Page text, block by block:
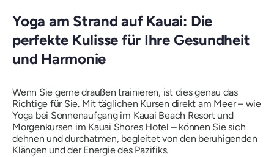
Yoga am Strand auf Kauai: Die
perfekte Kulisse für Ihre Gesundheit
und Harmonie
Wenn Sie gerne draußen trainieren, ist dies genau das
Richtige für Sie. Mit täglichen Kursen direkt am Meer – wie
Yoga bei Sonnenaufgang im Kauai Beach Resort und
Morgenkursen im Kauai Shores Hotel – können Sie sich
dehnen und durchatmen, begleitet von den beruhigenden
Klängen und der Energie des Pazifiks.